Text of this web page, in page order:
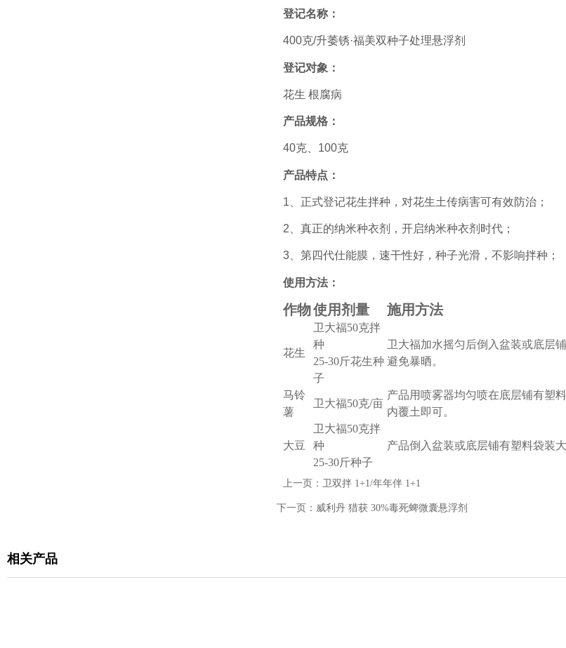
登记名称：
400克/升萎锈·福美双种子处理悬浮剂
登记对象：
花生 根腐病
产品规格：
40克、100克
产品特点：
1、正式登记花生拌种，对花生土传病害可有效防治；
2、真正的纳米种衣剂，开启纳米种衣剂时代；
3、第四代仕能膜，速干性好，种子光滑，不影响拌种；
使用方法：
作物使用剂量 施用方法
花生
卫大福50克拌
种
25-30斤花生种
子
卫大福加水摇匀后倒入盆装或底层
避免暴晒。
马铃
薯
卫大福50克/亩
产品用喷雾器均匀喷在底层铺有塑
内覆土即可。
大豆
卫大福50克拌
种
25-30斤种子
产品倒入盆装或底层铺有塑料袋装
上一页： 卫双拌 1+1/年年伴 1+1
下一页： 威利丹 猎获 30%毒死蜱微囊悬浮剂
相关产品